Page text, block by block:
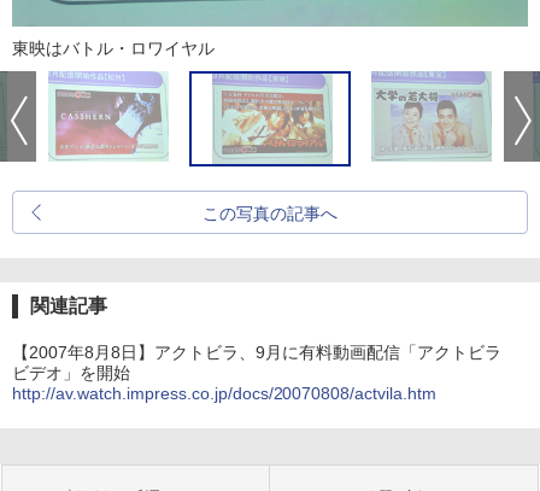
東映はバトル・ロワイヤル
この写真の記事へ
関連記事
【2007年8月8日】アクトビラ、9月に有料動画配信「アクトビラ
ビデオ」を開始
http://av.watch.impress.co.jp/docs/20070808/actvila.htm